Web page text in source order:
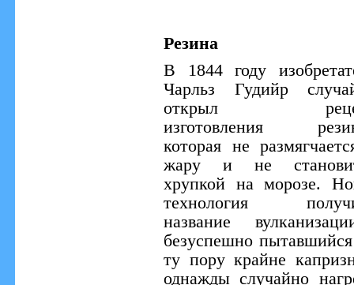
Резина
В 1844 году
Чарльз Гудийр
открыл
изготовления
которая не
жару и не
хрупкой на морозе.
технология
название
безуспешно
ту пору крайне
однажды случайно